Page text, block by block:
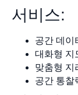
서비스:
공간 데이
대화형 지
맞춤형 지
공간 통찰